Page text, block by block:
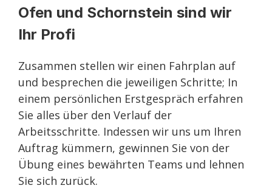
Ofen und Schornstein sind wir
Ihr Profi
Zusammen stellen wir einen Fahrplan auf
und besprechen die jeweiligen Schritte; In
einem persönlichen Erstgespräch erfahren
Sie alles über den Verlauf der
Arbeitsschritte. Indessen wir uns um Ihren
Auftrag kümmern, gewinnen Sie von der
Übung eines bewährten Teams und lehnen
Sie sich zurück.